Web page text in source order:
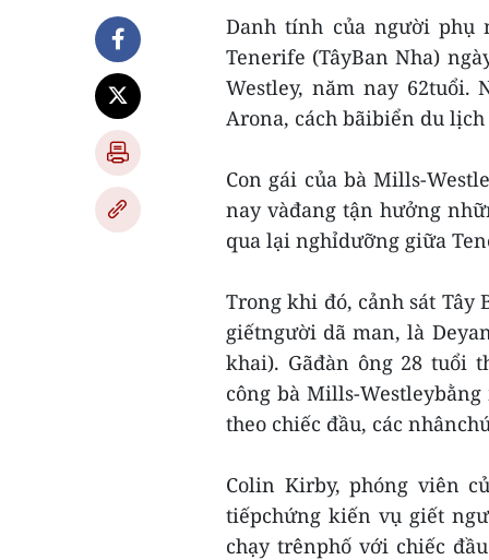
Danh tính của người
Tenerife (TâyBan Nha)
Westley, năm nay
Arona, cách bãibiển du
Con gái của bà Mills-
nay vàđang tận hưởng
qua lại nghỉdưỡng giữa
Trong khi đó, cảnh sát Tây
giếtngười dã man, là
khai). Gãđàn ông 28 tuổi
công bà Mills-
theo chiếc đầu, các
Colin Kirby, phóng viên
tiếpchứng kiến vụ giết
chạy trênphố với chiếc